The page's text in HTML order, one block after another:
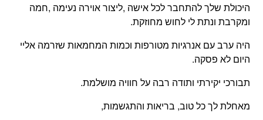
היכולת שלך להתחבר לכל אישה ,ליצור אוירה נעימה ,חמה
ומקרבת ונתת לי לחוש מחוזקת.
היה ערב עם אנרגיות מטורפות וכמות המחמאות שזרמה אליי
היום לא פסקה.
תבורכי יקירתי ותודה רבה על חוויה מושלמת.
מאחלת לך כל טוב, בריאות והתגשמות,